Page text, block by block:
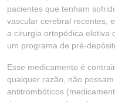
pacientes que tenham
vascular cerebral recentes,
a cirurgia ortopédica eletiva
um programa de pré-
Esse medicamento é
qualquer razão, não
antitrombóticos